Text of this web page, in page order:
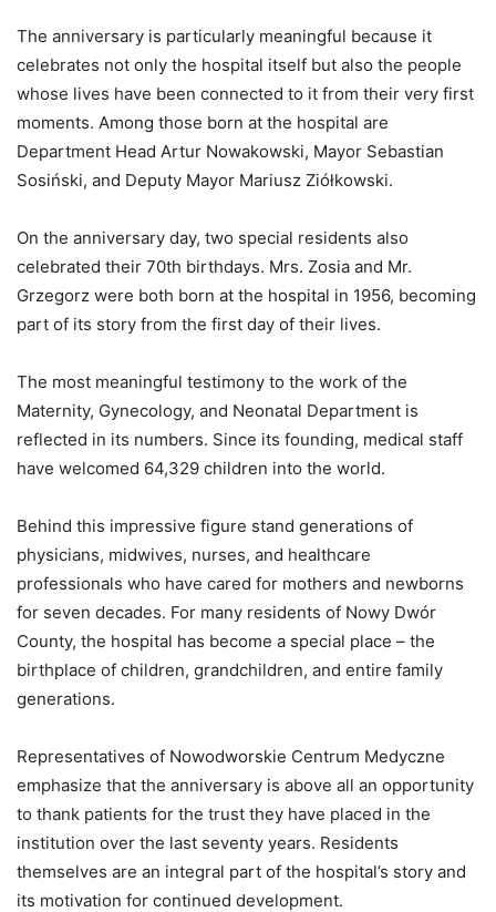
The anniversary is particularly meaningful because it
celebrates not only the hospital itself but also the people
whose lives have been connected to it from their very first
moments. Among those born at the hospital are
Department Head Artur Nowakowski, Mayor Sebastian
Sosiński, and Deputy Mayor Mariusz Ziółkowski.
On the anniversary day, two special residents also
celebrated their 70th birthdays. Mrs. Zosia and Mr.
Grzegorz were both born at the hospital in 1956, becoming
part of its story from the first day of their lives.
The most meaningful testimony to the work of the
Maternity, Gynecology, and Neonatal Department is
reflected in its numbers. Since its founding, medical staff
have welcomed 64,329 children into the world.
Behind this impressive figure stand generations of
physicians, midwives, nurses, and healthcare
professionals who have cared for mothers and newborns
for seven decades. For many residents of Nowy Dwór
County, the hospital has become a special place – the
birthplace of children, grandchildren, and entire family
generations.
Representatives of Nowodworskie Centrum Medyczne
emphasize that the anniversary is above all an opportunity
to thank patients for the trust they have placed in the
institution over the last seventy years. Residents
themselves are an integral part of the hospital’s story and
its motivation for continued development.